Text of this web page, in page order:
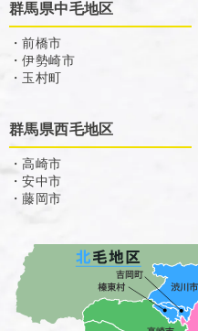
群馬県中毛地区
・前橋市
・伊勢崎市
・玉村町
群馬県西毛地区
・高崎市
・安中市
・藤岡市